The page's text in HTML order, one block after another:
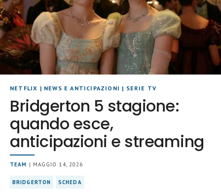
NETFLIX | NEWS E ANTICIPAZIONI | SERIE TV
Bridgerton 5 stagione:
quando esce,
anticipazioni e streaming
TEAM | MAGGIO 14, 2026
BRIDGERTON SCHEDA